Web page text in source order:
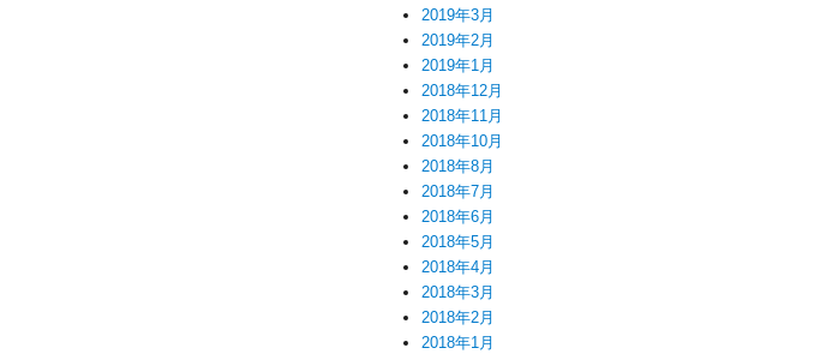
2019年3月
2019年2月
2019年1月
2018年12月
2018年11月
2018年10月
2018年8月
2018年7月
2018年6月
2018年5月
2018年4月
2018年3月
2018年2月
2018年1月